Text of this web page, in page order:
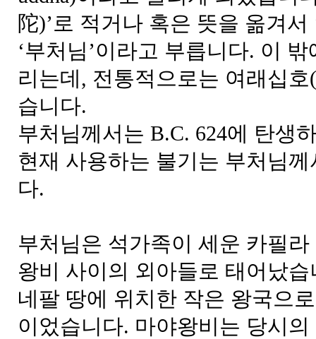
陀)’로 적거나 혹은 뜻을 옮겨
‘부처님’이라고 부릅니다. 이
리는데, 전통적으로는 여래십
습니다.
부처님께서는 B.C. 624에 탄생
현재 사용하는 불기는 부처님
다.
부처님은 석가족이 세운 카필
왕비 사이의 외아들로 태어났
네팔 땅에 위치한 작은 왕국으
이었습니다. 마야왕비는 당시